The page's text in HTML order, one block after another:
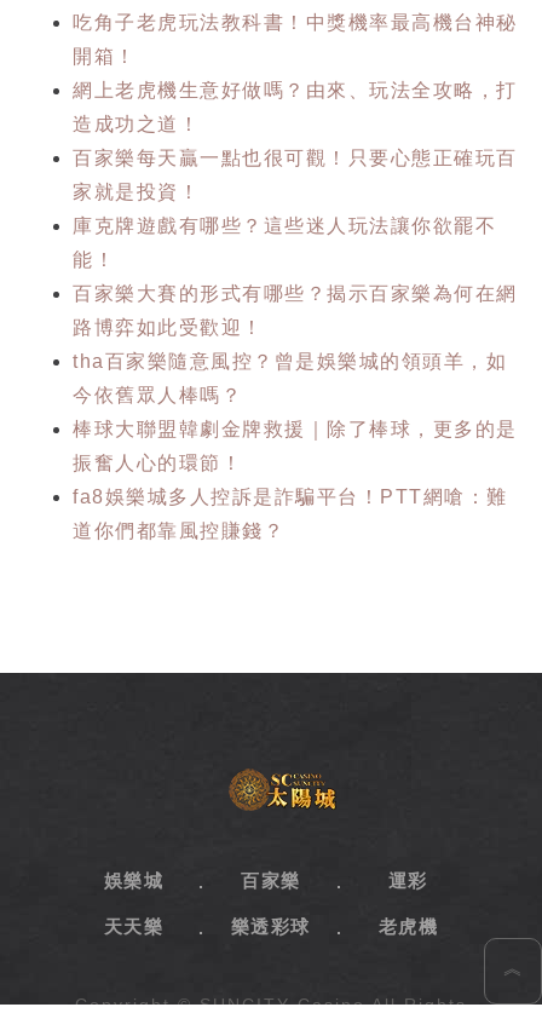
吃角子老虎玩法教科書！中獎機率最高機台神秘
開箱！
網上老虎機生意好做嗎？由來、玩法全攻略，打
造成功之道！
百家樂每天贏一點也很可觀！只要心態正確玩百
家就是投資！
庫克牌遊戲有哪些？這些迷人玩法讓你欲罷不
能！
百家樂大賽的形式有哪些？揭示百家樂為何在網
路博弈如此受歡迎！
tha百家樂隨意風控？曾是娛樂城的領頭羊，如
今依舊眾人棒嗎？
棒球大聯盟韓劇金牌救援｜除了棒球，更多的是
振奮人心的環節！
fa8娛樂城多人控訴是詐騙平台！PTT網嗆：難
道你們都靠風控賺錢？
娛樂城 百家樂 運彩
天天樂 樂透彩球 老虎機
Copyright © SUNCITY Casino All Rights
︽